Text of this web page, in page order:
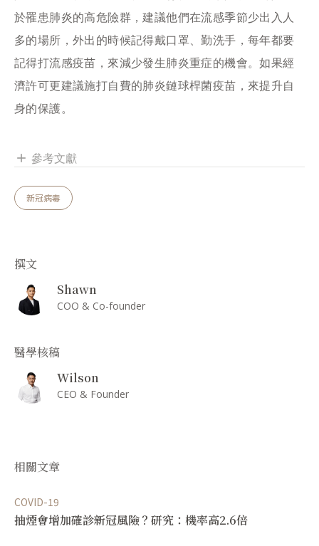
於罹患肺炎的高危險群，建議他們在流感季節少出入人
多的場所，外出的時候記得戴口罩、勤洗手，每年都要
記得打流感疫苗，來減少發生肺炎重症的機會。如果經
濟許可更建議施打自費的肺炎鏈球桿菌疫苗，來提升自
身的保護。
add 參考文獻
新冠病毒
撰文
Shawn
COO & Co-founder
醫學核稿
Wilson
CEO & Founder
相關文章
COVID-19
抽煙會增加確診新冠風險？研究：機率高2.6倍